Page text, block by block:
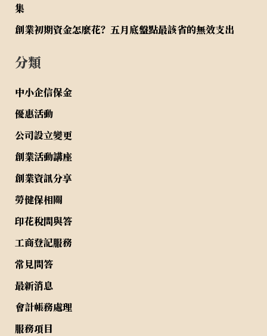
集
創業初期資金怎麼花？五月底盤點最該省的無效支出
分類
中小企信保金
優惠活動
公司設立變更
創業活動講座
創業資訊分享
勞健保相關
印花稅問與答
工商登記服務
常見問答
最新消息
會計帳務處理
服務項目